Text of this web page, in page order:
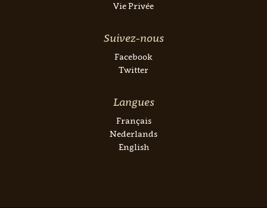
Vie Privée
Suivez-nous
Facebook
Twitter
Langues
Français
Nederlands
English